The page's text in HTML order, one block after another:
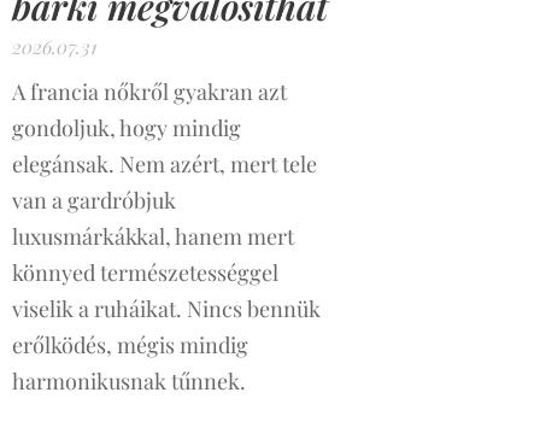
2026.07.31
A francia nőkről gyakran azt
gondoljuk, hogy mindig
elegánsak. Nem azért, mert tele
van a gardróbjuk
luxusmárkákkal, hanem mert
könnyed természetességgel
viselik a ruháikat. Nincs bennük
erőlködés, mégis mindig
harmonikusnak tűnnek.